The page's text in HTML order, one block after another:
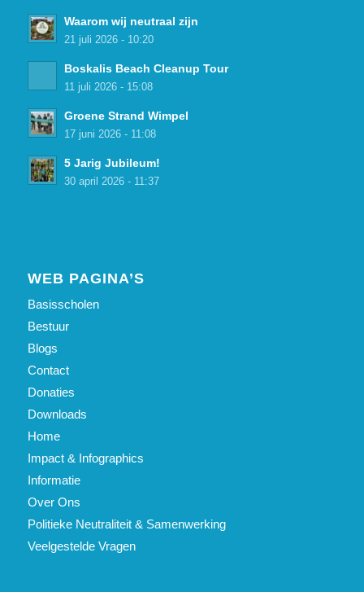
Waarom wij neutraal zijn
21 juli 2026 - 10:20
Boskalis Beach Cleanup Tour
11 juli 2026 - 15:08
Groene Strand Wimpel
17 juni 2026 - 11:08
5 Jarig Jubileum!
30 april 2026 - 11:37
WEB PAGINA’S
Basisscholen
Bestuur
Blogs
Contact
Donaties
Downloads
Home
Impact & Infographics
Informatie
Over Ons
Politieke Neutraliteit & Samenwerking
Veelgestelde Vragen